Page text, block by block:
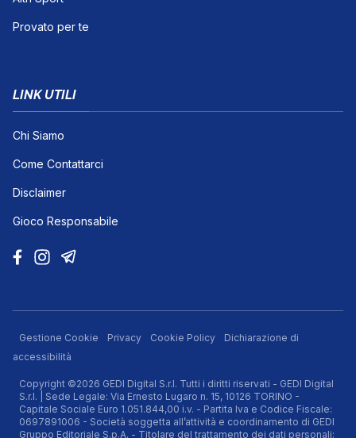
Provato per te
LINK UTILI
Chi Siamo
Come Contattarci
Disclaimer
Gioco Responsabile
Gestione Cookie Privacy Cookie Policy
Dichiarazione di
accessibilità
Copyright ©2026 GEDI Digital S.r.l. Tutti i diritti riservati - GEDI Digital
S.r.l. | Sede Legale: Via Ernesto Lugaro n. 15, 10126 TORINO -
Capitale Sociale Euro 1.051.844,00 i.v. - Partita Iva e Codice Fiscale:
0697891006 - Società soggetta all’attività e coordinamento di GEDI
Gruppo Editoriale S.p.A. - Titolare del trattamento dei dati personali: